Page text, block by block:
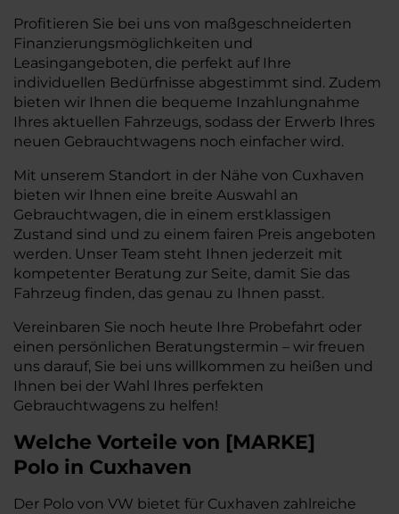
Profitieren Sie bei uns von maßgeschneiderten
Finanzierungsmöglichkeiten und
Leasingangeboten, die perfekt auf Ihre
individuellen Bedürfnisse abgestimmt sind. Zudem
bieten wir Ihnen die bequeme Inzahlungnahme
Ihres aktuellen Fahrzeugs, sodass der Erwerb Ihres
neuen Gebrauchtwagens noch einfacher wird.
Mit unserem Standort in der Nähe von Cuxhaven
bieten wir Ihnen eine breite Auswahl an
Gebrauchtwagen, die in einem erstklassigen
Zustand sind und zu einem fairen Preis angeboten
werden. Unser Team steht Ihnen jederzeit mit
kompetenter Beratung zur Seite, damit Sie das
Fahrzeug finden, das genau zu Ihnen passt.
Vereinbaren Sie noch heute Ihre Probefahrt oder
einen persönlichen Beratungstermin – wir freuen
uns darauf, Sie bei uns willkommen zu heißen und
Ihnen bei der Wahl Ihres perfekten
Gebrauchtwagens zu helfen!
Welche Vorteile von [MARKE]
Polo in Cuxhaven
Der Polo von VW bietet für Cuxhaven zahlreiche